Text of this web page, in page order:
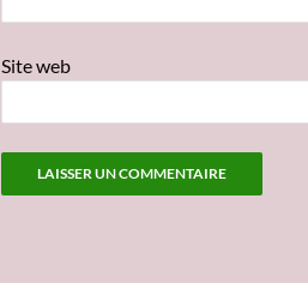
Site web